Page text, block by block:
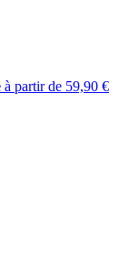
à partir de 59,90 €